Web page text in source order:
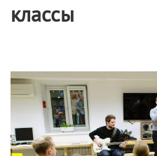
классы